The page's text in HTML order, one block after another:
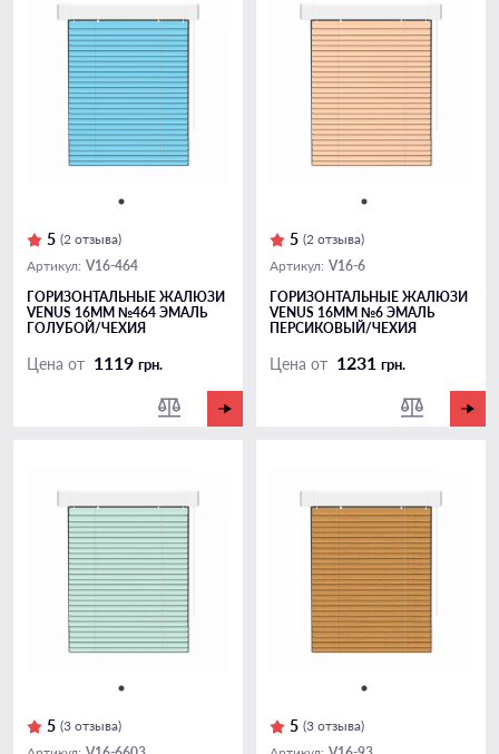
5 (2 отзыва)
Артикул: V16-464
ГОРИЗОНТАЛЬНЫЕ ЖАЛЮЗИ
VENUS 16ММ №464 ЭМАЛЬ
ГОЛУБОЙ/ЧЕХИЯ
Цена от 1119 грн.
5 (2 отзыва)
Артикул: V16-6
ГОРИЗОНТАЛЬНЫЕ ЖАЛЮЗИ
VENUS 16ММ №6 ЭМАЛЬ
ПЕРСИКОВЫЙ/ЧЕХИЯ
Цена от 1231 грн.
5 (3 отзыва)
5 (3 отзыва)